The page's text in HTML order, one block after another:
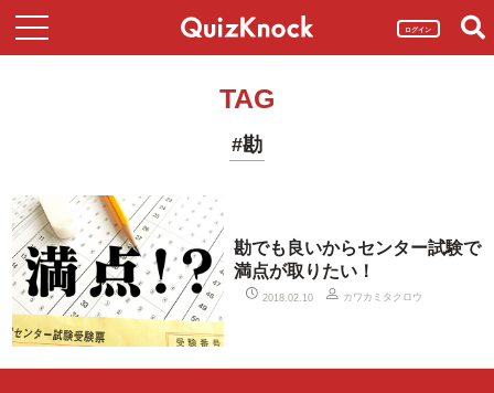
ログイン
TAG
#勘
勘でも良いからセンター試験で
満点が取りたい！
2018.02.10 カワカミタクロウ